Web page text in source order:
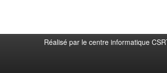
Réalisé par le centre informatique